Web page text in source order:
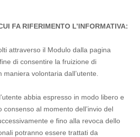
FA RIFERIMENTO L’INFORMATIVA:
attraverso il Modulo dalla pagina
di consentire la fruizione di
volontaria dall’utente.
abbia espresso in modo libero e
consenso al momento dell’invio del
e fino alla revoca dello
potranno essere trattati da